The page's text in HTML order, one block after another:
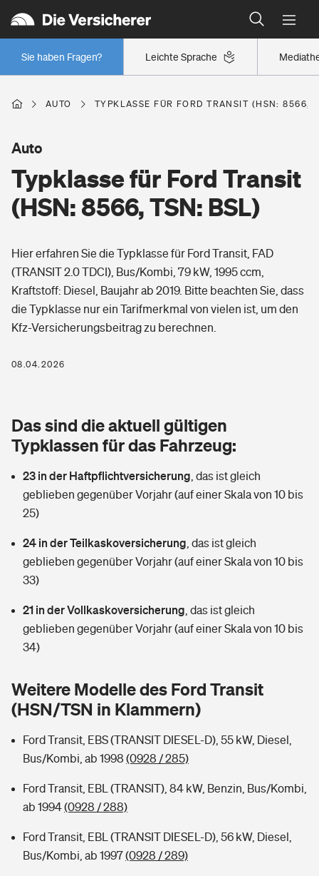
Leichte Sprache
Sie haben Fragen?
Wer versichert was: Jetzt Versicherer finden
Regionalklassen: So ist Ihre Region eingestuft
Wer versichert was: Jetzt Versicherer finden
Berufsunfähigkeitsversicherung
Erwerbsunfähigkeitsversicherung
Grundfähigkeitsversicherung
Arbeitsrechtsschutz
Berufshaftpflichtversicherung
Zur Übersicht
Tools
Wer versichert was: Jetzt Versicherer finden
Sie haben Fragen?
Wohnen
Elementarversicherung
Glasversicherung
Mietkautionsversicherung
Restkreditversicherung
Zur Übersicht
Tools
Wer versichert was: Jetzt Versicherer finden
Sie haben Fragen?
Freizeit
Pri­vate Haft­pflicht­
Kinderunfall­ver­si­che­rung
Kinderinvalidität
Hundehalter-Haftpflicht
Handyversicherung
Musikinstrumentenversicherung
Kinderunfall-Check: Mehr Sicherheit für deine Kids
Gesundheit
Private Krankenversicherung
Dread-Disease-Versicherung
Tierkrankenversicherung
Zur Übersicht
Tools
Wer versichert was: Jetzt Versicherer finden
Sie haben Fragen?
Rentenrechner: Wie viel Geld bekomme ich im Alter?
AUTO TYPKLASSE FÜR FORD TRANSIT (HSN: 8566,
Typklasse für Ford Transit
(HSN: 8566, TSN: BSL)
Auto
Hier erfahren Sie die Typklasse für Ford Transit, FAD
(TRANSIT 2.0 TDCI), Bus/Kombi, 79 kW, 1995 ccm,
Kraftstoff: Diesel, Baujahr ab 2019. Bitte beachten Sie, dass
die Typklasse nur ein Tarifmerkmal von vielen ist, um den
Kfz-Versicherungsbeitrag zu berechnen.
08.04.2026
Das sind die aktuell gültigen
Typklassen für das Fahrzeug:
23 in der Haftpflichtversicherung das ist gleich
geblieben gegenüber Vorjahr (auf einer Skala von 10 bis
25)
24 in der Teilkaskoversicherung das ist gleich
geblieben gegenüber Vorjahr (auf einer Skala von 10 bis
33)
21 in der Vollkaskoversicherung das ist gleich
geblieben gegenüber Vorjahr (auf einer Skala von 10 bis
34)
Weitere Modelle des Ford Transit
(HSN/TSN in Klammern)
Ford Transit, EBS (TRANSIT DIESEL-D), 55 kW, Diesel,
Bus/Kombi, ab 1998 (0928 / 285)
Ford Transit, EBL (TRANSIT), 84 kW, Benzin, Bus/Kombi,
ab 1994(0928 / 288)
Ford Transit, EBL (TRANSIT DIESEL-D), 56 kW, Diesel,
Bus/Kombi, ab 1997(0928 / 289)